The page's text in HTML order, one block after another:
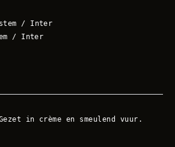
/ Inter
/ Inter
in crème en smeulend vuur.